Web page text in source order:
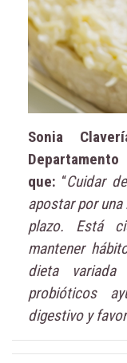
Sonia
que: “Cuidar
apostar por
plazo. Está
mantener
dieta
probióticos
digestivo y